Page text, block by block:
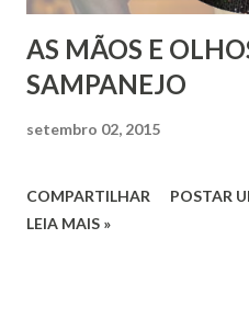
AS MÃOS E
SAMPANEJO
setembro 02, 2015
COMPARTILHAR
POSTAR
LEIA MAIS »